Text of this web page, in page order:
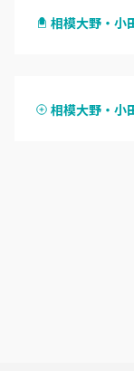
川崎
相模大野・小
ハンドスカルプ
相模大野・小